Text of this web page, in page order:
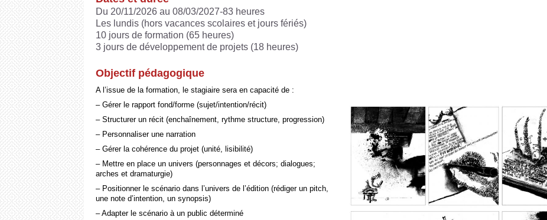
Du 20/11/2026 au 08/03/2027-83 heures
Les lundis (hors vacances scolaires et jours fériés)
10 jours de formation (65 heures)
3 jours de développement de projets (18 heures)
Objectif pédagogique
A l’issue de la formation, le stagiaire sera en capacité de :
– Gérer le rapport fond/forme (sujet/intention/récit)
– Structurer un récit (enchaînement, rythme structure, progression)
– Personnaliser une narration
– Gérer la cohérence du projet (unité, lisibilité)
– Mettre en place un univers (personnages et décors; dialogues;
arches et dramaturgie)
– Positionner le scénario dans l’univers de l’édition (rédiger un pitch,
une note d’intention, un synopsis)
– Adapter le scénario à un public déterminé